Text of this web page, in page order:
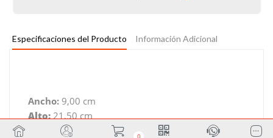
Especificaciones del Producto Información Adicional
Ancho: 9,00 cm
Alto:21,50 cm
Profundidad:
9,00 cm